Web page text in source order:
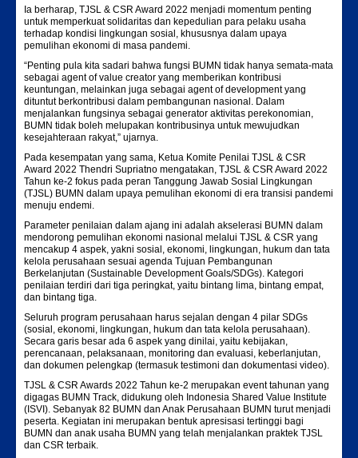
Ia berharap, TJSL & CSR Award 2022 menjadi momentum penting
untuk memperkuat solidaritas dan kepedulian para pelaku usaha
terhadap kondisi lingkungan sosial, khususnya dalam upaya
pemulihan ekonomi di masa pandemi.
“Penting pula kita sadari bahwa fungsi BUMN tidak hanya semata-mata
sebagai agent of value creator yang memberikan kontribusi
keuntungan, melainkan juga sebagai agent of development yang
dituntut berkontribusi dalam pembangunan nasional. Dalam
menjalankan fungsinya sebagai generator aktivitas perekonomian,
BUMN tidak boleh melupakan kontribusinya untuk mewujudkan
kesejahteraan rakyat,” ujarnya.
Pada kesempatan yang sama, Ketua Komite Penilai TJSL & CSR
Award 2022 Thendri Supriatno mengatakan, TJSL & CSR Award 2022
Tahun ke-2 fokus pada peran Tanggung Jawab Sosial Lingkungan
(TJSL) BUMN dalam upaya pemulihan ekonomi di era transisi pandemi
menuju endemi.
Parameter penilaian dalam ajang ini adalah akselerasi BUMN dalam
mendorong pemulihan ekonomi nasional melalui TJSL & CSR yang
mencakup 4 aspek, yakni sosial, ekonomi, lingkungan, hukum dan tata
kelola perusahaan sesuai agenda Tujuan Pembangunan
Berkelanjutan (Sustainable Development Goals/SDGs). Kategori
penilaian terdiri dari tiga peringkat, yaitu bintang lima, bintang empat,
dan bintang tiga.
Seluruh program perusahaan harus sejalan dengan 4 pilar SDGs
(sosial, ekonomi, lingkungan, hukum dan tata kelola perusahaan).
Secara garis besar ada 6 aspek yang dinilai, yaitu kebijakan,
perencanaan, pelaksanaan, monitoring dan evaluasi, keberlanjutan,
dan dokumen pelengkap (termasuk testimoni dan dokumentasi video).
TJSL & CSR Awards 2022 Tahun ke-2 merupakan event tahunan yang
digagas BUMN Track, didukung oleh Indonesia Shared Value Institute
(ISVI). Sebanyak 82 BUMN dan Anak Perusahaan BUMN turut menjadi
peserta. Kegiatan ini merupakan bentuk apresisasi tertinggi bagi
BUMN dan anak usaha BUMN yang telah menjalankan praktek TJSL
dan CSR terbaik.